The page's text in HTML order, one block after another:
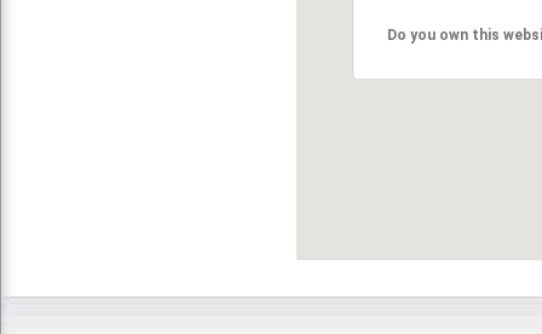
Do you own this